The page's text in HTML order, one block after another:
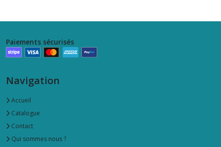
Paiements sécurisés
Navigation
Accueil
Catalogue
Contact
Qui sommes nous ?